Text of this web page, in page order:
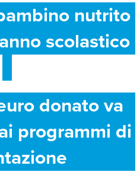
nutrito
scolastico
donato va
programmi di